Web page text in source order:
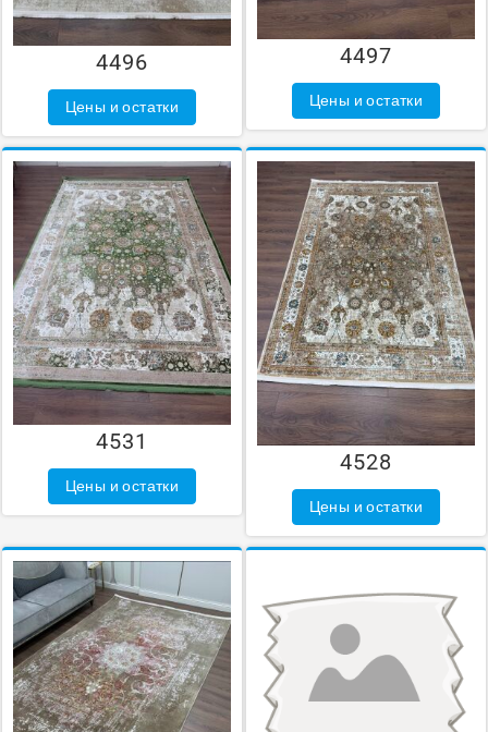
4496
Цены и остатки
4497
Цены и остатки
4531
Цены и остатки
4528
Цены и остатки